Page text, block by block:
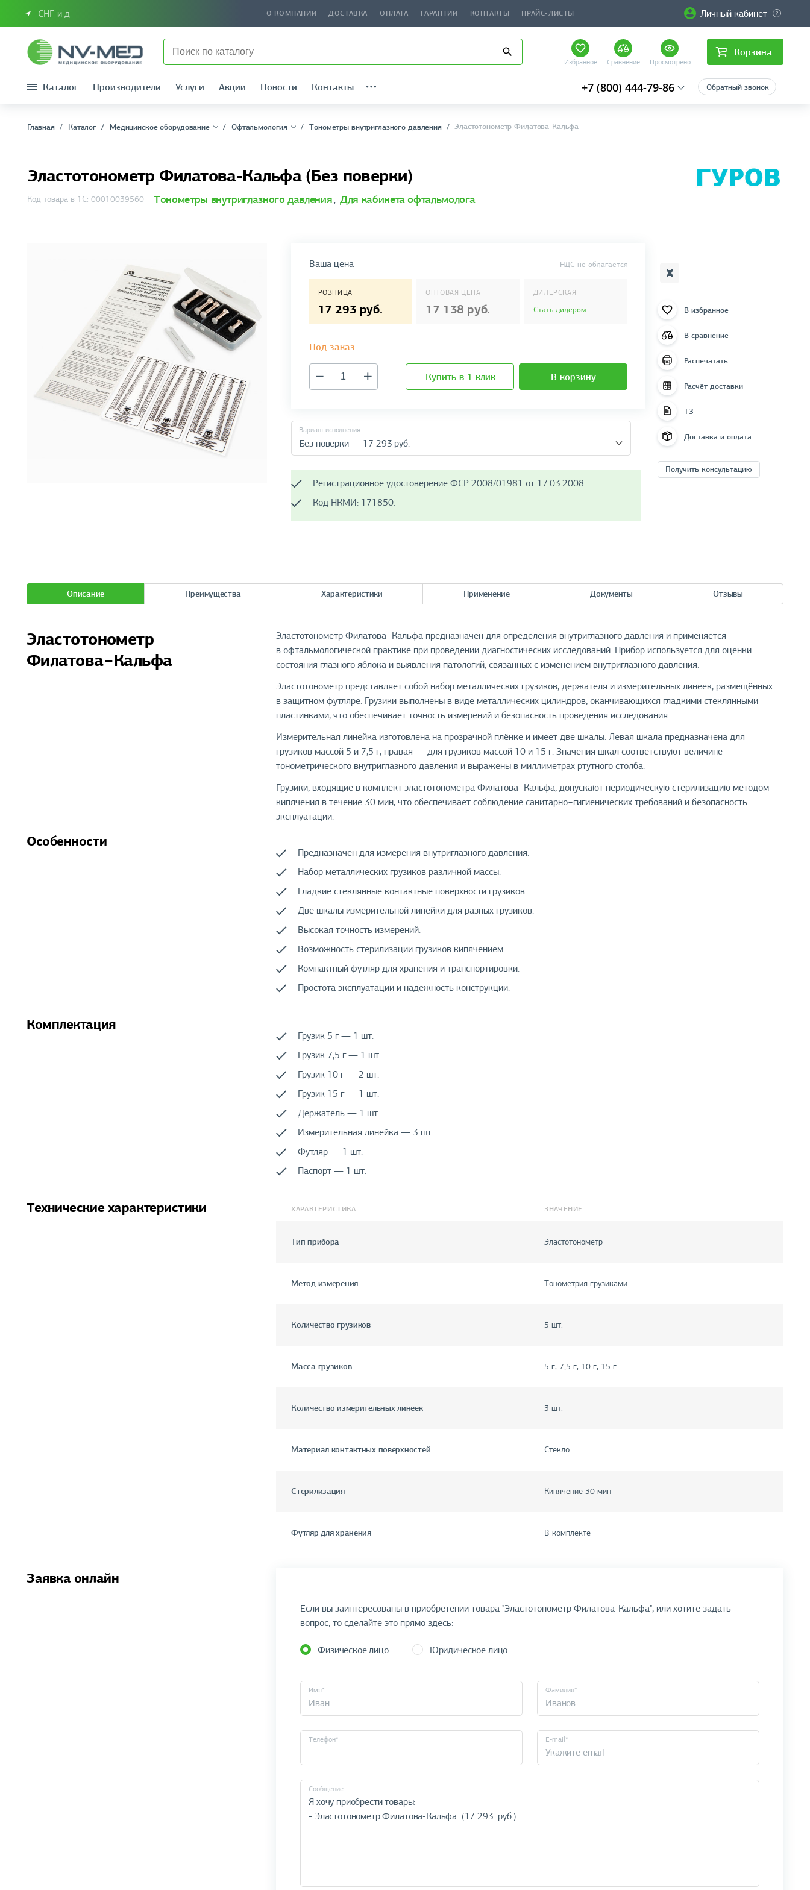
СНГ и другие страны О КОМПАНИИ ДОСТАВКА ОПЛАТА ГАРАНТИИ КОНТАКТЫ ПРАЙС-ЛИСТЫ Личный кабинет
Избранное Сравнение Просмотрено
Корзина
Каталог Производители Услуги Акции Новости Контакты +7 (800) 444-79-86 Обратный звонок
Главная Каталог Медицинское оборудование Офтальмология Тонометры внутриглазного давления Эластотонометр Филатова-Кальфа
Эластотонометр Филатова-Кальфа (Без поверки)
Код товара в 1С: 00010039560 Тонометры внутриглазного давления, Для кабинета офтальмолога
Ваша цена НДС не облагается
РОЗНИЦА
17 293 руб.
ОПТОВАЯ ЦЕНА
17 138 руб.
ДИЛЕРСКАЯ
Стать дилером
Под заказ
Купить в 1 клик В корзину
Вариант исполнения
Без поверки — 17 293 руб.
Регистрационное удостоверение ФСР 2008/01981 от 17.03.2008.
Код НКМИ: 171850.
В избранное
В сравнение
Распечатать
Расчёт доставки
ТЗ
Доставка и оплата
Получить консультацию
Описание Преимущества Характеристики Применение Документы Отзывы
Эластотонометр
Филатова−Кальфа
Эластотонометр Филатова−Кальфа предназначен для определения внутриглазного давления и применяется
в офтальмологической практике при проведении диагностических исследований. Прибор используется для оценки
состояния глазного яблока и выявления патологий, связанных с изменением внутриглазного давления.
Эластотонометр представляет собой набор металлических грузиков, держателя и измерительных линеек, размещённых
в защитном футляре. Грузики выполнены в виде металлических цилиндров, оканчивающихся гладкими стеклянными
пластинками, что обеспечивает точность измерений и безопасность проведения исследования.
Измерительная линейка изготовлена на прозрачной плёнке и имеет две шкалы. Левая шкала предназначена для
грузиков массой 5 и 7,5 г, правая — для грузиков массой 10 и 15 г. Значения шкал соответствуют величине
тонометрического внутриглазного давления и выражены в миллиметрах ртутного столба.
Грузики, входящие в комплект эластотонометра Филатова−Кальфа, допускают периодическую стерилизацию методом
кипячения в течение 30 мин, что обеспечивает соблюдение санитарно−гигиенических требований и безопасность
эксплуатации.
Особенности
Предназначен для измерения внутриглазного давления.
Набор металлических грузиков различной массы.
Гладкие стеклянные контактные поверхности грузиков.
Две шкалы измерительной линейки для разных грузиков.
Высокая точность измерений.
Возможность стерилизации грузиков кипячением.
Компактный футляр для хранения и транспортировки.
Простота эксплуатации и надёжность конструкции.
Комплектация
Грузик 5 г — 1 шт.
Грузик 7,5 г — 1 шт.
Грузик 10 г — 2 шт.
Грузик 15 г — 1 шт.
Держатель — 1 шт.
Измерительная линейка — 3 шт.
Футляр — 1 шт.
Паспорт — 1 шт.
Технические характеристики ХАРАКТЕРИСТИКА ЗНАЧЕНИЕ
Тип прибора Эластотонометр
Метод измерения Тонометрия грузиками
Количество грузиков 5 шт.
Масса грузиков 5 г; 7,5 г; 10 г; 15 г
Количество измерительных линеек 3 шт.
Материал контактных поверхностей Стекло
Стерилизация Кипячение 30 мин
Футляр для хранения В комплекте
Заявка онлайн
Если вы заинтересованы в приобретении товара "Эластотонометр Филатова-Кальфа", или хотите задать
вопрос, то сделайте это прямо здесь:
Физическое лицо Юридическое лицо
Имя* Фамилия*
Телефон* E-mail*
Cообщение